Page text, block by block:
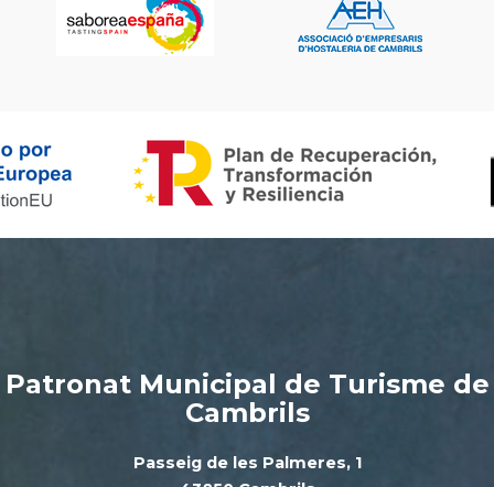
Patronat Municipal de Turisme de
Cambrils
Passeig de les Palmeres, 1